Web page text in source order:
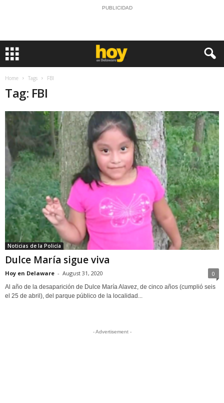
PUBLICIDAD
Home Tags FBI
Tag: FBI
Noticias de la Policía
Dulce María sigue viva
Hoy en Delaware - August 31, 2020 0
Al año de la desaparición de Dulce María Alavez, de cinco años (cumplió seis
el 25 de abril), del parque público de la localidad...
- Advertisement -